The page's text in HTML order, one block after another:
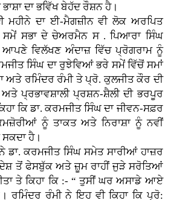
ਦਾ ਭਵਿੱਖ ਬੇਹੱਦ ਰੌਸ਼ਨ ਹੈ।
ਮਹੀਨੇ ਦਾ ਈ-ਮੈਗਜ਼ੀਨ ਵੀ ਲੋਕ ਅਰਪਿਤ
ਸਮੇਂ ਸਭਾ ਦੇ ਚੇਅਰਮੈਨ ਸ . ਪਿਆਰਾ ਸਿੰਘ
ਆਪਣੇ ਵਿਲੱਖਣ ਅੰਦਾਜ਼ ਵਿੱਚ ਪ੍ਰੋਗਰਾਮ ਨੂੰ
ਸਿੰਘ ਦਾ ਰੁਝੇਵਿਆਂ ਭਰੇ ਸਮੇਂ ਵਿੱਚੋਂ ਸਮਾਂ
ਅਤੇ ਰਮਿੰਦਰ ਰੰਮੀ ਤੇ ਪ੍ਰੋ. ਕੁਲਜੀਤ ਕੌਰ ਦੀ
ਅਤੇ ਪ੍ਰਭਾਵਸ਼ਾਲੀ ਪ੍ਰਸ਼ਨ-ਸ਼ੈਲੀ ਦੀ ਭਰਪੂਰ
ਕਿ ਡਾ. ਕਰਮਜੀਤ ਸਿੰਘ ਦਾ ਜੀਵਨ-ਸਫ਼ਰ
ਨੂੰ ਤਾਕਤ ਅਤੇ ਨਿਰਾਸ਼ਾ ਨੂੰ ਨਵੀਂ
ਹੈ।
ਡਾ. ਕਰਮਜੀਤ ਸਿੰਘ ਸਮੇਤ ਸਾਰੀਆਂ ਹਾਜ਼ਰ
ਤੋਂ ਫੇਸਬੁੱਕ ਅਤੇ ਜ਼ੂਮ ਰਾਹੀਂ ਜੁੜੇ ਸਰੋਤਿਆਂ
ਤੇ ਕਿਹਾ ਕਿ :- “ ਤੁਸੀਂ ਘਰ ਅਸਾਡੇ ਆਏ
ਰਮਿੰਦਰ ਰੰਮੀ ਨੇ ਇਹ ਵੀ ਕਿਹਾ ਕਿ ਪ੍ਰੋ: